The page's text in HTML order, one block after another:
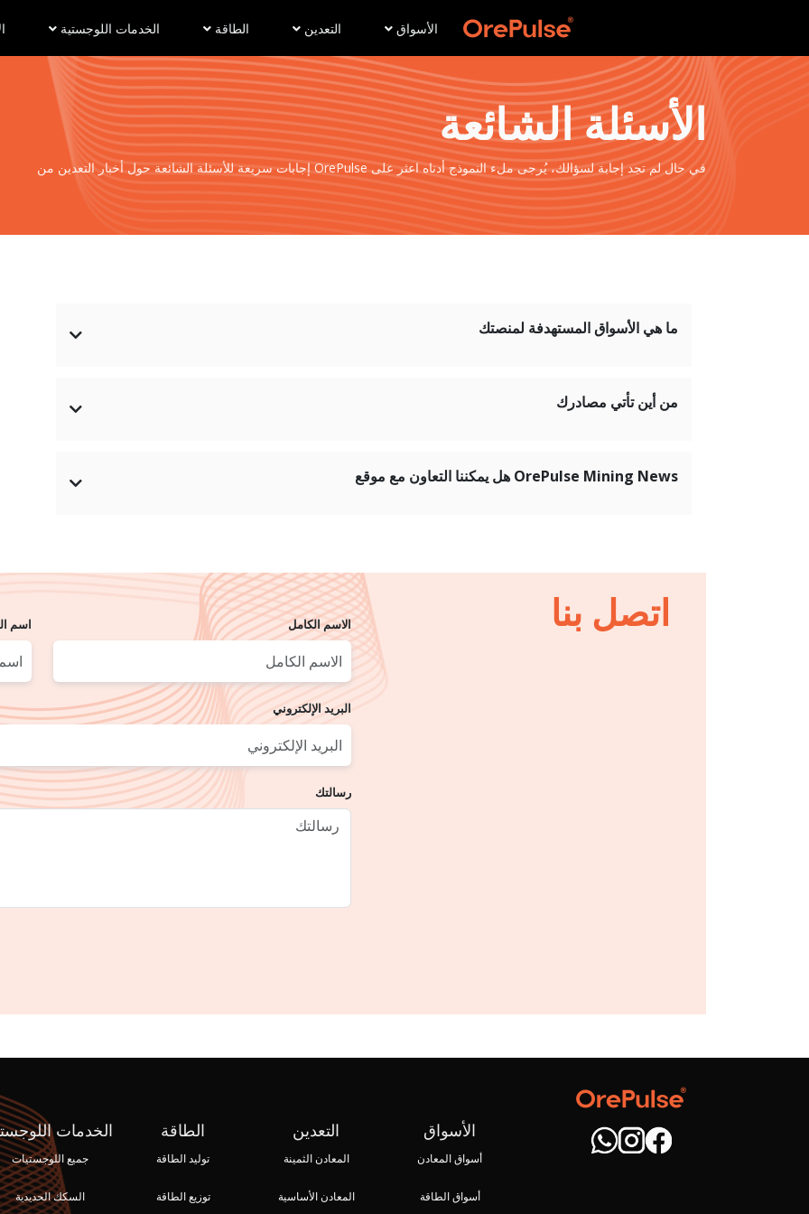
الأسواق التعدين الطاقة الخدمات اللوجستية
الأسئلة الشائعة
في حال لم تجد إجابة لسؤالك، يُرجى ملء النموذج أدناه اعثر على OrePulse إجابات سريعة للأسئلة الشائعة حول أخبار التعدين من
ما هي الأسواق المستهدفة لمنصتك
من أين تأتي مصادرك
OrePulse Mining News هل يمكننا التعاون مع موقع
اتصل بنا الاسم الكامل اسم
البريد الإلكتروني
رسالتك
الأسواق
أسواق المعادن
أسواق الطاقة
التعدين
المعادن الثمينة
المعادن الأساسية
الطاقة
توليد الطاقة
توزيع الطاقة
الخدمات
جميع اللوجستيات
السكك الحديدية